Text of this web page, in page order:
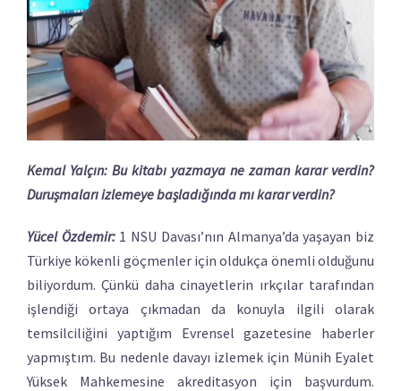
Kemal Yalçın: Bu kitabı yazmaya ne zaman karar verdin?
Duruşmaları izlemeye başladığında mı karar verdin?
Yücel Özdemir: 1 NSU Davası’nın Almanya’da yaşayan biz
Türkiye kökenli göçmenler için oldukça önemli olduğunu
biliyordum. Çünkü daha cinayetlerin ırkçılar tarafından
işlendiği ortaya çıkmadan da konuyla ilgili olarak
temsilciliğini yaptığım Evrensel gazetesine haberler
yapmıştım. Bu nedenle davayı izlemek için Münih Eyalet
Yüksek Mahkemesine akreditasyon için başvurdum.